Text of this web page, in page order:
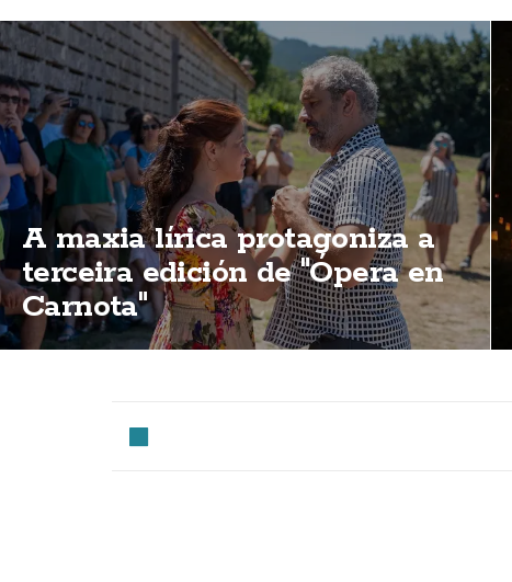
A maxia lírica protagoniza a
terceira edición de "Ópera en
Carnota"